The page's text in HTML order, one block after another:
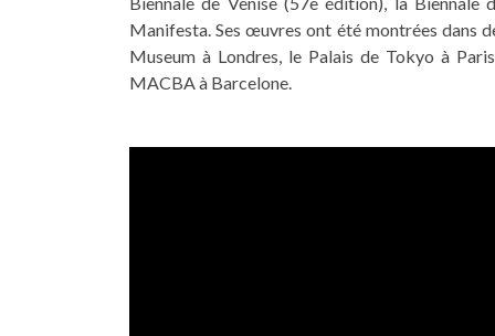
Manifesta. Ses œuvres ont été montrées dans
Museum à Londres, le Palais de Tokyo à
MACBA à Barcelone.